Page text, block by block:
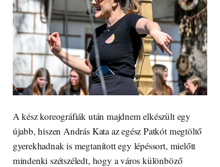
A kész koreográfiák után majdnem elkészült egy
újabb, hiszen András Kata az egész Patkót megtöltő
gyerekhadnak is megtanított egy lépéssort, mielőtt
mindenki szétszéledt, hogy a város különböző